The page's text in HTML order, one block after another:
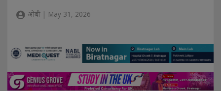
ओबी | May 31, 2026